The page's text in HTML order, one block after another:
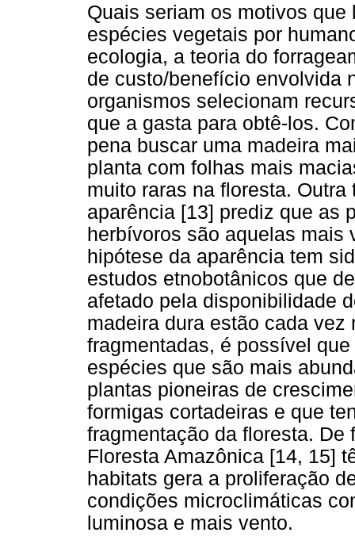
Quais seriam os motivos
espécies vegetais por
ecologia, a teoria do
de custo/benefício envolvida
organismos selecionam
que a gasta para obtê-los.
pena buscar uma madeira
planta com folhas mais
muito raras na floresta.
aparência [13] prediz que as
herbívoros são aquelas mais
hipótese da aparência tem
estudos etnobotânicos que
afetado pela disponibilidade
madeira dura estão cada vez
fragmentadas, é possível
espécies que são mais
plantas pioneiras de
formigas cortadeiras e que
fragmentação da floresta. De
Floresta Amazônica [14, 15]
habitats gera a proliferação
condições microclimáticas
luminosa e mais vento.